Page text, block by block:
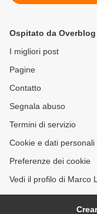
Ospitato da Overblog
I migliori post
Pagine
Contatto
Segnala abuso
Termini di servizio
Cookie e dati personali
Preferenze dei cookie
Vedi il profilo di Marco